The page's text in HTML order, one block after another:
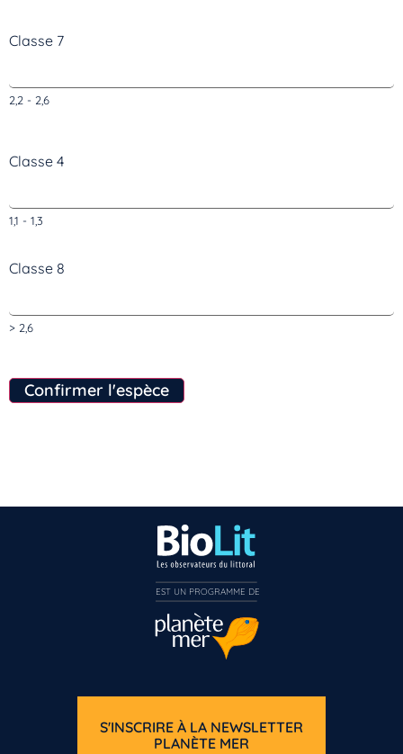
Classe 7
2,2 - 2,6
Classe 4
1,1 - 1,3
Classe 8
> 2,6
Confirmer l'espèce
S'INSCRIRE À LA NEWSLETTER
PLANÈTE MER